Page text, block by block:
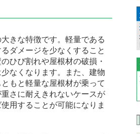
きな特徴です。軽量である
ダメージを少なくすること
ひび割れや屋根材の破損・
なくなります。また、建物
もと軽量な屋根材が乗って
さに耐えきれないケースが
用することが可能になりま